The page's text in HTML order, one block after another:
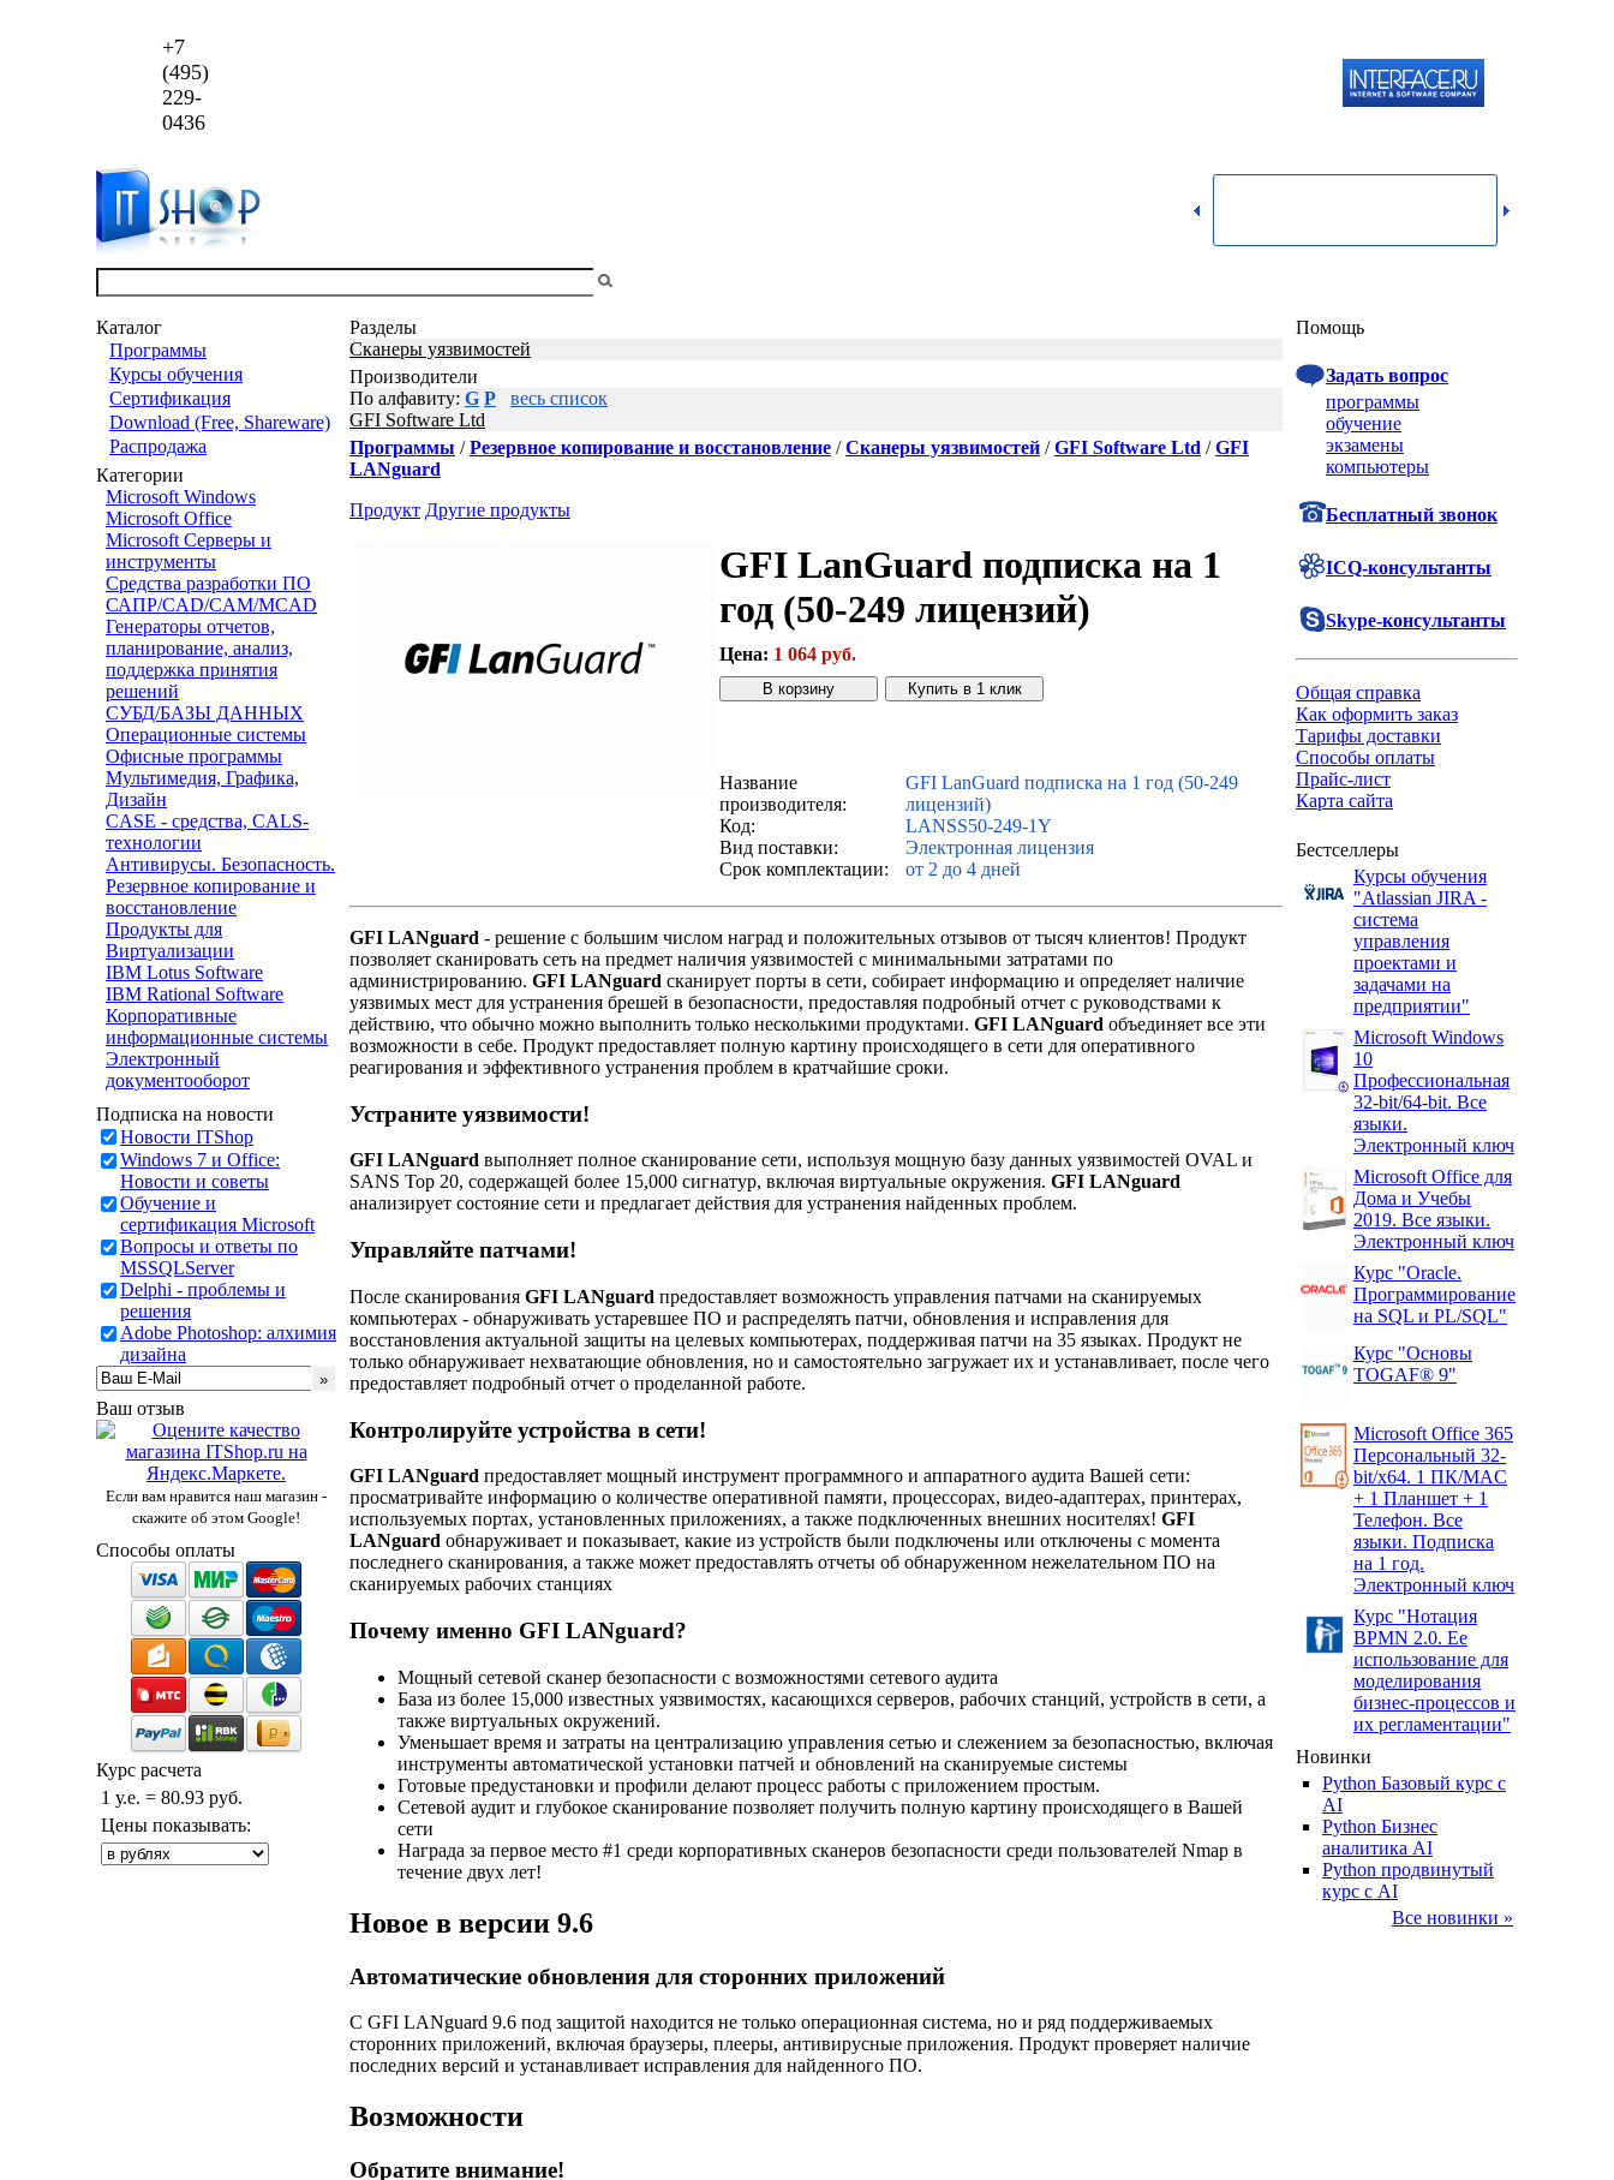
+7
(495)
229-
0436
Каталог
Программы
Курсы обучения
Сертификация
Download (Free, Shareware)
Распродажа
Категории
Microsoft Windows
Microsoft Office
Microsoft Серверы и
инструменты
Средства разработки ПО
САПР/CAD/CAM/MCAD
Генераторы отчетов,
планирование, анализ,
поддержка принятия
решений
СУБД/БАЗЫ ДАННЫХ
Операционные системы
Офисные программы
Мультимедия, Графика,
Дизайн
CASE - средства, CALS-
технологии
Антивирусы. Безопасность.
Резервное копирование и
восстановление
Продукты для
Виртуализации
IBM Lotus Software
IBM Rational Software
Корпоративные
информационные системы
Электронный
документооборот
Подписка на новости
Новости ITShop
Windows 7 и Office:
Новости и советы
Обучение и
сертификация Microsoft
Вопросы и ответы по
MSSQLServer
Delphi - проблемы и
решения
Adobe Photoshop: алхимия
дизайна
Ваш отзыв
Если вам нравится наш магазин -
скажите об этом Google!
Способы оплаты
Курс расчета
1 у.е. = 80.93 руб.
Цены показывать:
Разделы
Сканеры уязвимостей
Производители
По алфавиту: G P
весь список
GFI Software Ltd
Программы /Резервное копирование и восстановление /Сканеры уязвимостей /GFI Software Ltd /GFI
LANguard
Продукт Другие продукты
GFI LanGuard подписка на 1
год (50-249 лицензий)
Цена: 1 064 руб.
Название
производителя:
GFI LanGuard подписка на 1 год (50-249
лицензий)
Код:
LANSS50-249-1Y
Вид поставки:
Электронная лицензия
Срок комплектации:
от 2 до 4 дней
GFI LANguard - решение с большим числом наград и положительных отзывов от тысяч клиентов! Продукт
позволяет сканировать сеть на предмет наличия уязвимостей с минимальными затратами по
администрированию. GFI LANguard сканирует порты в сети, собирает информацию и определяет наличие
уязвимых мест для устранения брешей в безопасности, предоставляя подробный отчет с руководствами к
действию, что обычно можно выполнить только несколькими продуктами. GFI LANguard объединяет все эти
возможности в себе. Продукт предоставляет полную картину происходящего в сети для оперативного
реагирования и эффективного устранения проблем в кратчайшие сроки.
Устраните уязвимости!
GFI LANguard выполняет полное сканирование сети, используя мощную базу данных уязвимостей OVAL и
SANS Top 20, содержащей более 15,000 сигнатур, включая виртуальные окружения. GFI LANguard
анализирует состояние сети и предлагает действия для устранения найденных проблем.
Управляйте патчами!
После сканирования GFI LANguard предоставляет возможность управления патчами на сканируемых
компьютерах - обнаруживать устаревшее ПО и распределять патчи, обновления и исправления для
восстановления актуальной защиты на целевых компьютерах, поддерживая патчи на 35 языках. Продукт не
только обнаруживает нехватающие обновления, но и самостоятельно загружает их и устанавливает, после чего
предоставляет подробный отчет о проделанной работе.
Контролируйте устройства в сети!
GFI LANguard предоставляет мощный инструмент программного и аппаратного аудита Вашей сети:
просматривайте информацию о количестве оперативной памяти, процессорах, видео-адаптерах, принтерах,
используемых портах, установленных приложениях, а также подключенных внешних носителях! GFI
LANguard обнаруживает и показывает, какие из устройств были подключены или отключены с момента
последнего сканирования, а также может предоставлять отчеты об обнаруженном нежелательном ПО на
сканируемых рабочих станциях
Почему именно GFI LANguard?
Мощный сетевой сканер безопасности с возможностями сетевого аудита
База из более 15,000 известных уязвимостях, касающихся серверов, рабочих станций, устройств в сети, а
также виртуальных окружений.
Уменьшает время и затраты на централизацию управления сетью и слежением за безопасностью, включая
инструменты автоматической установки патчей и обновлений на сканируемые системы
Готовые предустановки и профили делают процесс работы с приложением простым.
Сетевой аудит и глубокое сканирование позволяет получить полную картину происходящего в Вашей
сети
Награда за первое место #1 среди корпоративных сканеров безопасности среди пользователей Nmap в
течение двух лет!
Новое в версии 9.6
Автоматические обновления для сторонних приложений
С GFI LANguard 9.6 под защитой находится не только операционная система, но и ряд поддерживаемых
сторонних приложений, включая браузеры, плееры, антивирусные приложения. Продукт проверяет наличие
последних версий и устанавливает исправления для найденного ПО.
Возможности
Обратите внимание!
Помощь
Задать вопрос
программы
обучение
экзамены
компьютеры
Бесплатный звонок
ICQ-консультанты
Skype-консультанты
Общая справка
Как оформить заказ
Тарифы доставки
Способы оплаты
Прайс-лист
Карта сайта
Бестселлеры
Курсы обучения
"Atlassian JIRA -
система
управления
проектами и
задачами на
предприятии"
Microsoft Windows
10
Профессиональная
32-bit/64-bit. Все
языки.
Электронный ключ
Microsoft Office для
Дома и Учебы
2019. Все языки.
Электронный ключ
Курс "Oracle.
Программирование
на SQL и PL/SQL"
Курс "Основы
TOGAF® 9"
Microsoft Office 365
Персональный 32-
bit/x64. 1 ПК/MAC
+ 1 Планшет + 1
Телефон. Все
языки. Подписка
на 1 год.
Электронный ключ
Курс "Нотация
BPMN 2.0. Ее
использование для
моделирования
бизнес-процессов и
их регламентации"
Новинки
Python Базовый курс c
AI
Python Бизнес
аналитика AI
Python продвинутый
курс с AI
Все новинки »